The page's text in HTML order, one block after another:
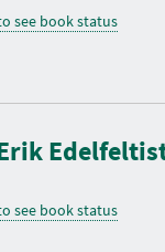
see book status
see book status